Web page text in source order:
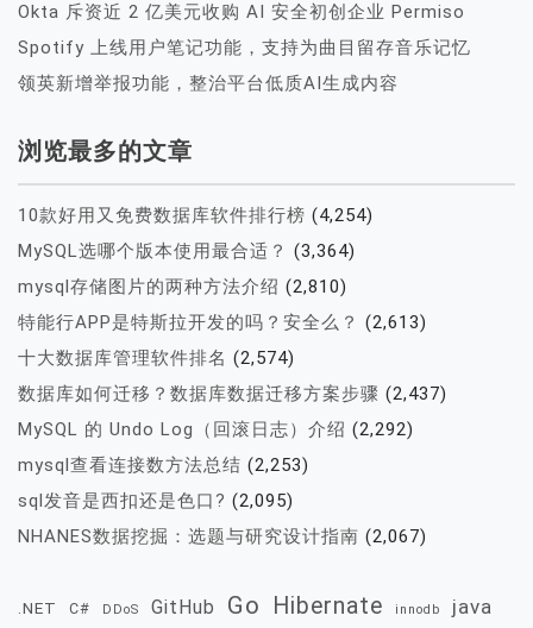
Okta 斥资近 2 亿美元收购 AI 安全初创企业 Permiso
Spotify 上线用户笔记功能，支持为曲目留存音乐记忆
领英新增举报功能，整治平台低质AI生成内容
浏览最多的文章
10款好用又免费数据库软件排行榜 (4,254)
MySQL选哪个版本使用最合适？ (3,364)
mysql存储图片的两种方法介绍 (2,810)
特能行APP是特斯拉开发的吗？安全么？ (2,613)
十大数据库管理软件排名 (2,574)
数据库如何迁移？数据库数据迁移方案步骤 (2,437)
MySQL 的 Undo Log（回滚日志）介绍 (2,292)
mysql查看连接数方法总结 (2,253)
sql发音是西扣还是色口? (2,095)
NHANES数据挖掘：选题与研究设计指南 (2,067)
.NET C# DDoS GitHub Go Hibernate innodb java